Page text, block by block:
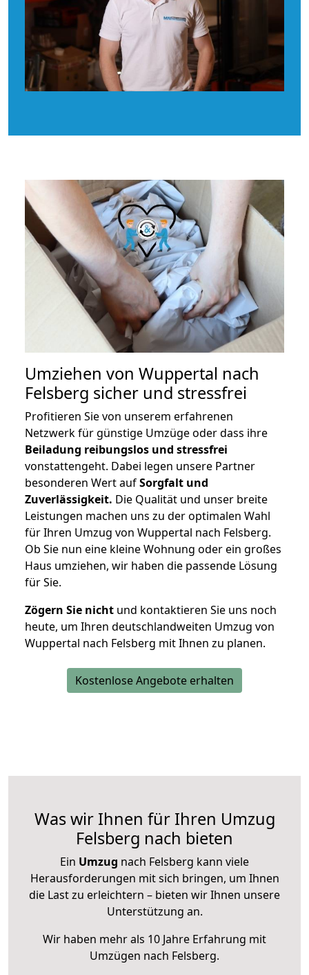
Umziehen von Wuppertal nach
Felsberg sicher und stressfrei
Profitieren Sie von unserem erfahrenen
Netzwerk für günstige Umzüge oder dass ihre
Beiladung reibungslos und stressfrei
vonstattengeht. Dabei legen unsere Partner
besonderen Wert aufSorgfalt und
Zuverlässigkeit. Die Qualität und unser breite
Leistungen machen uns zu der optimalen Wahl
für Ihren Umzug von Wuppertal nach Felsberg.
Ob Sie nun eine kleine Wohnung oder ein großes
Haus umziehen, wir haben die passende Lösung
für Sie.
Zögern Sie nicht und kontaktieren Sie uns noch
heute, um Ihren deutschlandweiten Umzug von
Wuppertal nach Felsberg mit Ihnen zu planen.
Kostenlose Angebote erhalten
Was wir Ihnen für Ihren Umzug
Felsberg nach bieten
Ein Umzug nach Felsberg kann viele
Herausforderungen mit sich bringen, um Ihnen
die Last zu erleichtern – bieten wir Ihnen unsere
Unterstützung an.
Wir haben mehr als 10 Jahre Erfahrung mit
Umzügen nach Felsberg.